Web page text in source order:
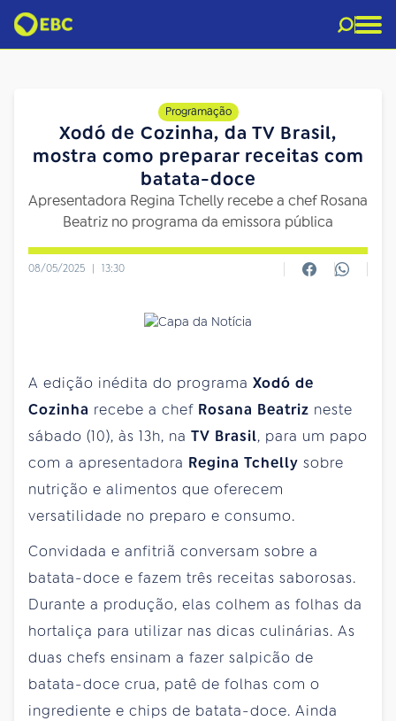
Programação
Xodó de Cozinha, da TV Brasil,
mostra como preparar receitas com
batata-doce
Apresentadora Regina Tchelly recebe a chef Rosana
Beatriz no programa da emissora pública
08/05/2025 | 13:30
A edição inédita do programa Xodó de
Cozinha recebe a chef Rosana Beatriz neste
sábado (10), às 13h, na TV Brasil, para um papo
com a apresentadora Regina Tchelly sobre
nutrição e alimentos que oferecem
versatilidade no preparo e consumo.
Convidada e anfitriã conversam sobre a
batata-doce e fazem três receitas saborosas.
Durante a produção, elas colhem as folhas da
hortaliça para utilizar nas dicas culinárias. As
duas chefs ensinam a fazer salpicão de
batata-doce crua, patê de folhas com o
ingrediente e chips de batata-doce. Ainda